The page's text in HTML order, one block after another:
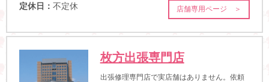
定休日： 不定休 店舗専用ページ ＞
枚方出張専門店
出張修理専門店で実店舗はありません。依頼